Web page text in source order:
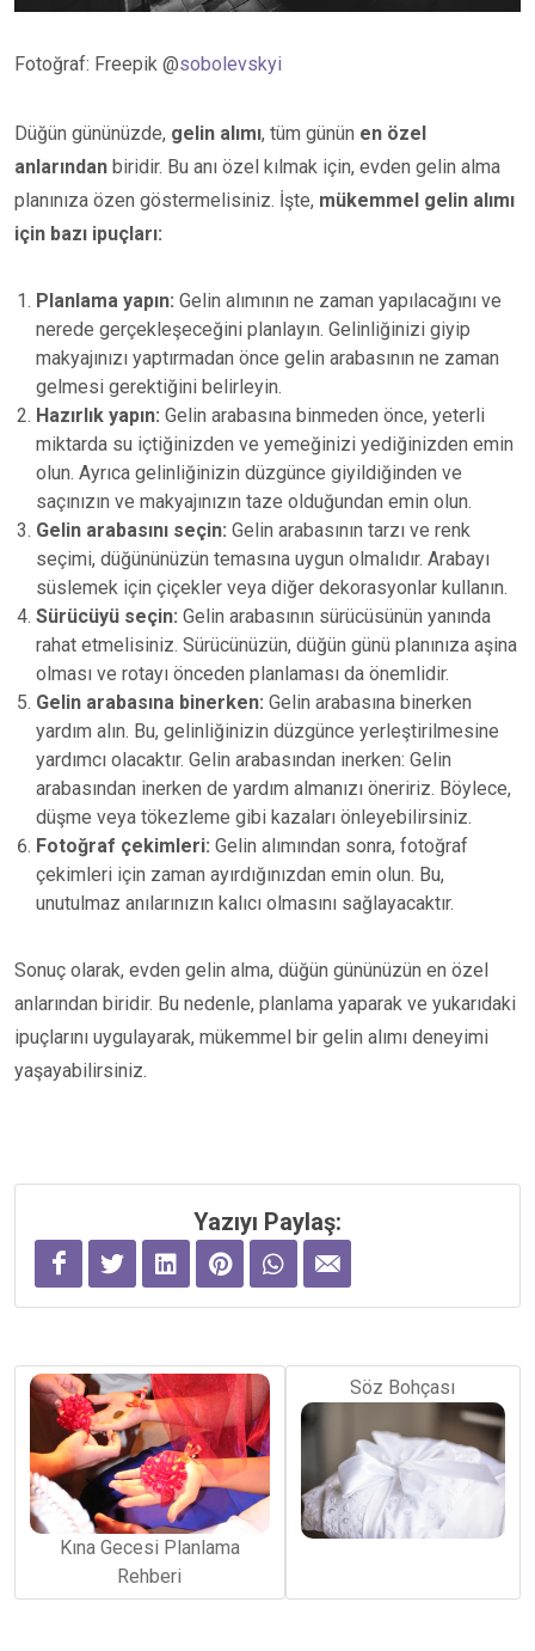
Fotoğraf: Freepik @sobolevskyi
Düğün gününüzde, gelin alımı, tüm günün en özel
anlarından biridir. Bu anı özel kılmak için, evden gelin alma
planınıza özen göstermelisiniz. İşte, mükemmel gelin alımı
için bazı ipuçları:
Planlama yapın: Gelin alımının ne zaman yapılacağını ve
nerede gerçekleşeceğini planlayın. Gelinliğinizi giyip
makyajınızı yaptırmadan önce gelin arabasının ne zaman
gelmesi gerektiğini belirleyin.
Hazırlık yapın: Gelin arabasına binmeden önce, yeterli
miktarda su içtiğinizden ve yemeğinizi yediğinizden emin
olun. Ayrıca gelinliğinizin düzgünce giyildiğinden ve
saçınızın ve makyajınızın taze olduğundan emin olun.
Gelin arabasını seçin: Gelin arabasının tarzı ve renk
seçimi, düğününüzün temasına uygun olmalıdır. Arabayı
süslemek için çiçekler veya diğer dekorasyonlar kullanın.
Sürücüyü seçin: Gelin arabasının sürücüsünün yanında
rahat etmelisiniz. Sürücünüzün, düğün günü planınıza aşina
olması ve rotayı önceden planlaması da önemlidir.
Gelin arabasına binerken: Gelin arabasına binerken
yardım alın. Bu, gelinliğinizin düzgünce yerleştirilmesine
yardımcı olacaktır. Gelin arabasından inerken: Gelin
arabasından inerken de yardım almanızı öneririz. Böylece,
düşme veya tökezleme gibi kazaları önleyebilirsiniz.
Fotoğraf çekimleri: Gelin alımından sonra, fotoğraf
çekimleri için zaman ayırdığınızdan emin olun. Bu,
unutulmaz anılarınızın kalıcı olmasını sağlayacaktır.
Sonuç olarak, evden gelin alma, düğün gününüzün en özel
anlarından biridir. Bu nedenle, planlama yaparak ve yukarıdaki
ipuçlarını uygulayarak, mükemmel bir gelin alımı deneyimi
yaşayabilirsiniz.
Yazıyı Paylaş:
Kına Gecesi Planlama
Rehberi
Söz Bohçası